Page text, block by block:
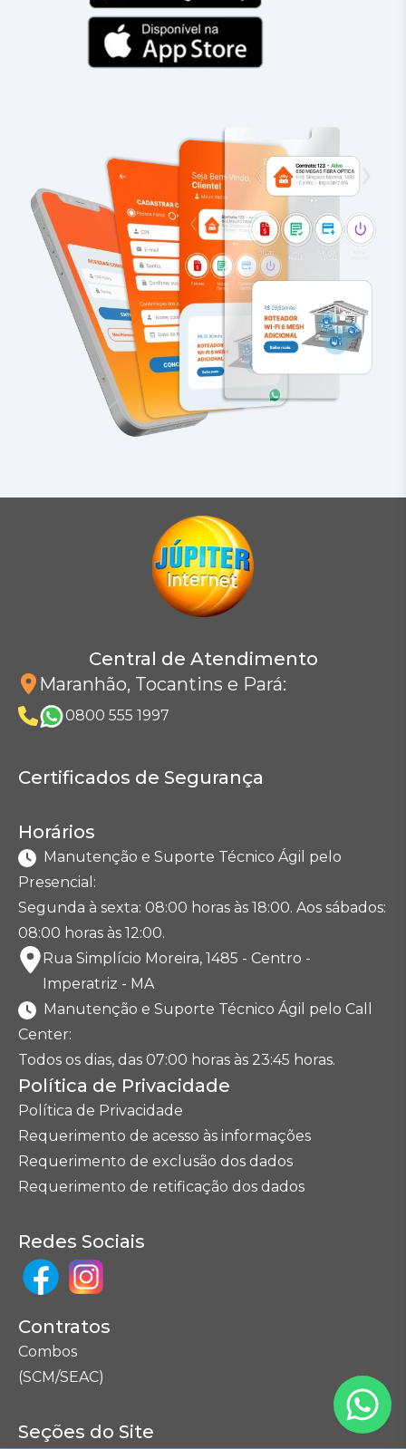
Central de Atendimento
Maranhão, Tocantins e Pará:
0800 555 1997
Certificados de Segurança
Horários
Manutenção e Suporte Técnico Ágil pelo
Presencial:
Segunda à sexta: 08:00 horas às 18:00. Aos sábados:
08:00 horas às 12:00.
Rua Simplício Moreira, 1485 - Centro -
Imperatriz - MA
Manutenção e Suporte Técnico Ágil pelo Call
Center:
Todos os dias, das 07:00 horas às 23:45 horas.
Política de Privacidade
Política de Privacidade
Requerimento de acesso às informações
Requerimento de exclusão dos dados
Requerimento de retificação dos dados
Redes Sociais
Contratos
Combos
(SCM/SEAC)
Seções do Site